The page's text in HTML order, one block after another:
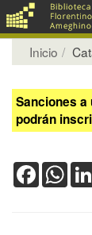
Inicio
Sanciones
podrán
Facebook